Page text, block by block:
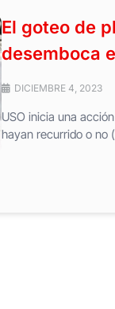
El goteo de
desemboca
DICIEMBRE 4, 2023
USO inicia una
hayan recurrido o no